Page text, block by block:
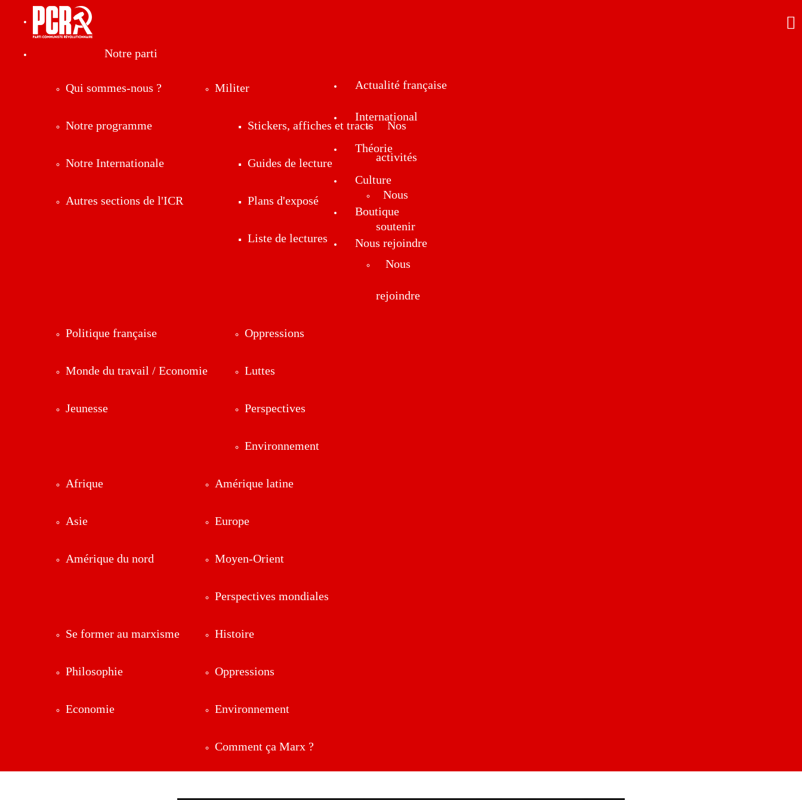
Notre parti
Qui sommes-nous ?
Notre programme
Notre Internationale
Autres sections de l'ICR
Militer
Stickers, affiches et tracts
Guides de lecture
Plans d'exposé
Liste de lectures
Nos
activités
Nous
soutenir
Nous
rejoindre
Actualité française
Politique française
Monde du travail / Economie
Jeunesse
Oppressions
Luttes
Perspectives
Environnement
International
Afrique
Asie
Amérique du nord
Amérique latine
Europe
Moyen-Orient
Perspectives mondiales
Théorie
Se former au marxisme
Philosophie
Economie
Histoire
Oppressions
Environnement
Comment ça Marx ?
Culture
Boutique
Nous rejoindre